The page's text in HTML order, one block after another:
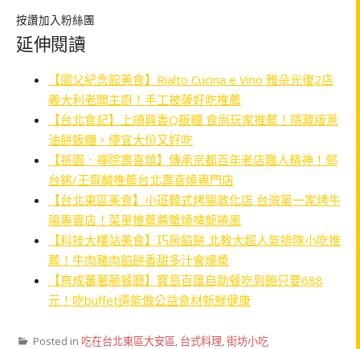
按讚加入粉絲團
延伸閱讀
【國父紀念館美食】Rialto Cucina e Vino 雅朵光復2店
義大利老闆主廚！手工披薩好吃推薦
【台北食記】上順興香Q飯糰 食尚玩家推薦！隱藏版蔥
油餅飯糰，便宜大份又好吃
【祇園．禪院壽喜燒】傳承京都百年老店職人精神！郭
台銘/王齊麟推薦台北壽喜燒專門店
【台北東區美食】小班韓式烤腸敦化店 台灣第一家烤牛
腸專賣店！菜單推薦醬蟹燒啤龍捲風
【科技大樓站美食】巧房餡餅 北教大超人氣排隊小吃推
薦！牛肉豬肉餡餅香甜多汁會爆漿
【育成蕃薯藤餐廳】寶島百匯自助餐吃到飽只要688
元！吃buffet還能做公益食材新鮮健康
Posted in 吃在台北東區大安區, 台式料理,街坊小吃